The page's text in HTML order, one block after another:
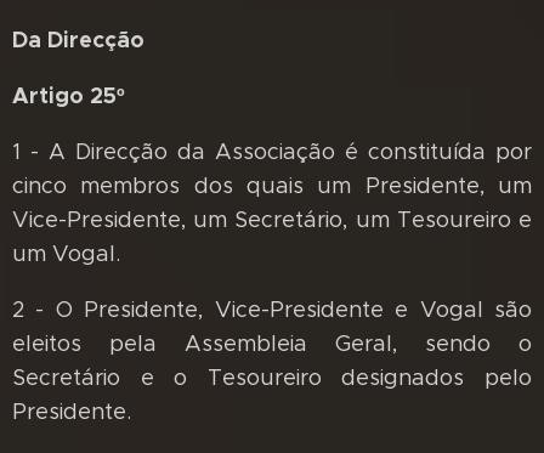
Da Direcção
Artigo 25º
1 - A Direcção da Associação é constituída por
cinco membros dos quais um Presidente, um
Vice-Presidente, um Secretário, um Tesoureiro e
um Vogal.
2 - O Presidente, Vice-Presidente e Vogal são
eleitos pela Assembleia Geral, sendo o
Secretário e o Tesoureiro designados pelo
Presidente.